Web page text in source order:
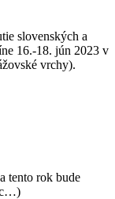
slovenských a
16.-18. jún 2023 v
vrchy).
tento rok bude